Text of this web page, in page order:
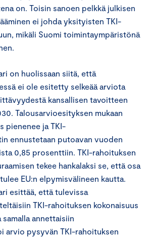
on. Toisin sanoen pelkkä julkisen
ei johda yksityisten TKI-
mikäli Suomi toimintaympäristönä
on huolissaan siitä, että
ei ole esitetty selkeää arviota
kansallisen tavoitteen
Talousarvioesityksen mukaan
pienenee ja TKI-
ennustetaan putoavan vuoden
0,85 prosenttiin. TKI-rahoituksen
tekee hankalaksi se, että osa
EU:n elpymisvälineen kautta.
esittää, että tulevissa
TKI-rahoituksen kokonaisuus
samalla annettaisiin
arvio pysyvän TKI-rahoituksen